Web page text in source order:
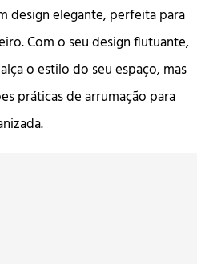
design elegante, perfeita para
Com o seu design flutuante,
o estilo do seu espaço, mas
práticas de arrumação para